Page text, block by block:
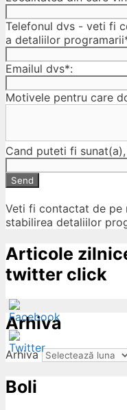
Telefonul dvs - veti fi
a detaliilor
Emailul dvs*:
Motivele pentru care
Cand puteti fi
Send
Veti fi contactat de pe
stabilirea detaliilor
Articole
twitter click
Arhiva
Arhiva
Boli